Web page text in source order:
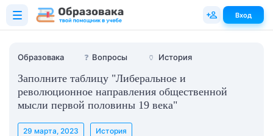
Образовака ❓ Вопросы 🏺 История
Заполните таблицу "Либеральное и
революционное направления общественной
мысли первой половины 19 века"
29 марта, 2023 История
Вход